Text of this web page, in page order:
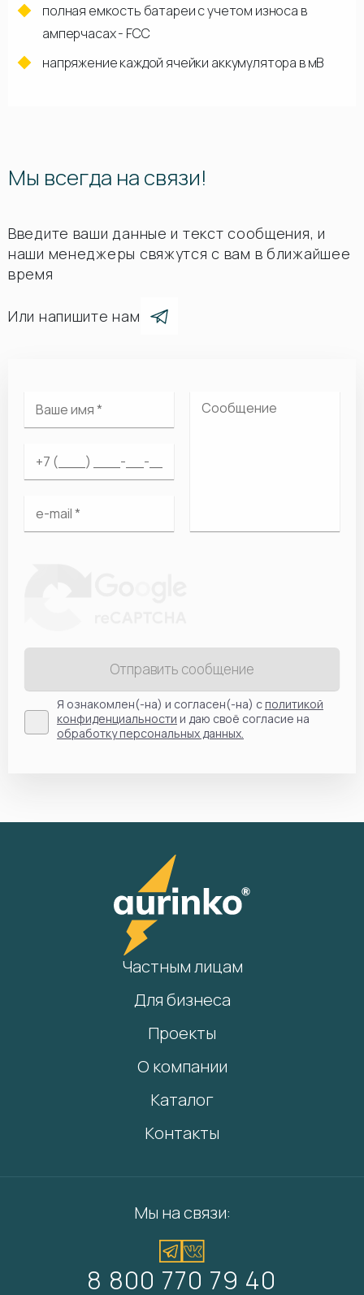
полная емкость батареи с учетом износа в
амперчасах - FCC
напряжение каждой ячейки аккумулятора в мВ
Мы всегда на связи!
Введите ваши данные и текст сообщения, и
наши менеджеры свяжутся с вам в ближайшее
время
Или напишите нам
Отправить сообщение
Я ознакомлен(-на) и согласен(-на) сполитикой
конфиденциальности и даю своё согласие на
обработку персональных данных.
Частным лицам
Для бизнеса
Проекты
О компании
Каталог
Контакты
Мы на связи:
8 800 770 79 40